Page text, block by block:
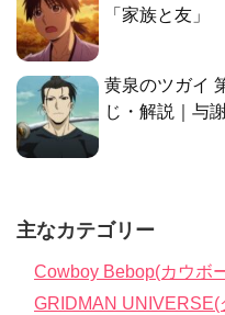
「家族と友」
黄泉のツガイ
じ・解説｜与
主なカテゴリー
Cowboy Bebop(カウボ
GRIDMAN